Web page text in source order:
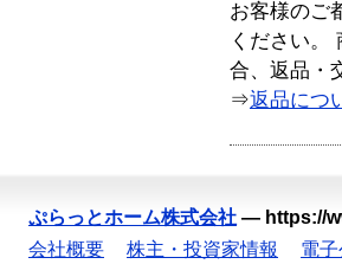
お客様のご
ください。
合、返品・
⇒返品につ
ぷらっとホーム株式会社 — https://
会社概要
株主・投資家情報 電